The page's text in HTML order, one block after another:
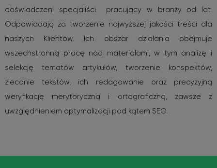
doświadczeni specjaliści pracujący w branży od lat.
Odpowiadają za tworzenie najwyższej jakości treści dla
naszych Klientów. Ich obszar działania obejmuje
wszechstronną pracę nad materiałami, w tym analizę i
selekcję tematów artykułów, tworzenie konspektów,
zlecanie tekstów, ich redagowanie oraz precyzyjną
weryfikację merytoryczną i ortograficzną, zawsze z
uwzględnieniem optymalizacji pod kątem SEO.